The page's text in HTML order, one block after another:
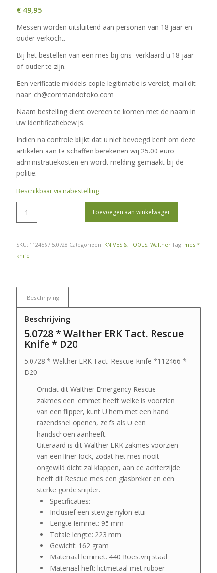
€49,95
Messen worden uitsluitend aan personen van 18 jaar en
ouder verkocht.
Bij het bestellen van een mes bij ons verklaard u 18 jaar
of ouder te zijn.
Een verificatie middels copie legitimatie is vereist, mail dit
naar; ch@commandotoko.com
Naam bestelling dient overeen te komen met de naam in
uw identificatiebewijs.
Indien na controle blijkt dat u niet bevoegd bent om deze
artikelen aan te schaffen berekenen wij 25.00 euro
administratiekosten en wordt melding gemaakt bij de
politie.
Beschikbaar via nabestelling
Toevoegen aan winkelwagen
SKU: 112456 / 5.0728 Categorieën: KNIVES & TOOLS, Walther Tag: mes *
knife
Beschrijving
Beschrijving
5.0728 * Walther ERK Tact. Rescue
Knife * D20
5.0728 * Walther ERK Tact. Rescue Knife *112466 *
D20
Omdat dit Walther Emergency Rescue
zakmes een lemmet heeft welke is voorzien
van een flipper, kunt U hem met een hand
razendsnel openen, zelfs als U een
handschoen aanheeft.
Uiteraard is dit Walther ERK zakmes voorzien
van een liner-lock, zodat het mes nooit
ongewild dicht zal klappen, aan de achterzijde
heeft dit Rescue mes een glasbreker en een
sterke gordelsnijder.
Specificaties:
Inclusief een stevige nylon etui
Lengte lemmet: 95 mm
Totale lengte: 223 mm
Gewicht: 162 gram
Materiaal lemmet: 440 Roestvrij staal
Materiaal heft: lictmetaal met rubber